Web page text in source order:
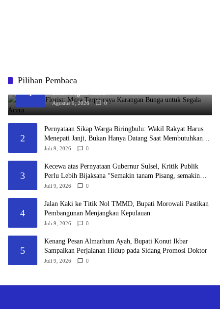
Pilihan Pembaca
1
Bloomora Florist: Mitra Terpercaya Karangan Bunga
untuk Segala Acara
Agustus 9, 2026 0
2
Pernyataan Sikap Warga Biringbulu: Wakil Rakyat Harus
Menepati Janji, Bukan Hanya Datang Saat Membutuhkan
Suara
Juli 9, 2026 0
3
Kecewa atas Pernyataan Gubernur Sulsel, Kritik Publik
Perlu Lebih Bijaksana “Semakin tanam Pisang, semakin
saya tidak Kerjai”
Juli 9, 2026 0
4
Jalan Kaki ke Titik Nol TMMD, Bupati Morowali Pastikan
Pembangunan Menjangkau Kepulauan
Juli 9, 2026 0
5
Kenang Pesan Almarhum Ayah, Bupati Konut Ikbar
Sampaikan Perjalanan Hidup pada Sidang Promosi Doktor
Juli 9, 2026 0